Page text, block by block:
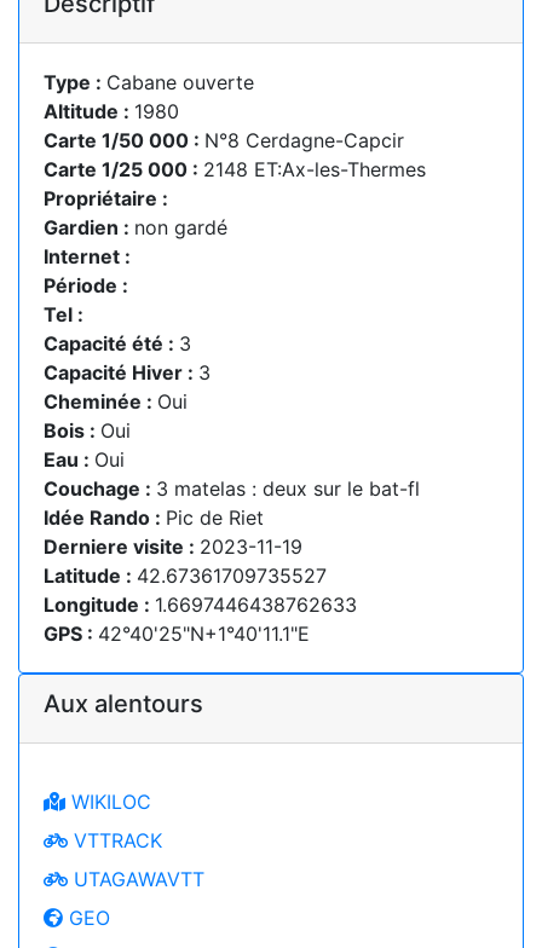
Type : Cabane ouverte
Altitude : 1980
Carte 1/50 000 : N°8 Cerdagne-Capcir
Carte 1/25 000 : 2148 ET:Ax-les-Thermes
Propriétaire :
Gardien : non gardé
Internet :
Période :
Tel :
Capacité été : 3
Capacité Hiver : 3
Cheminée : Oui
Bois : Oui
Eau : Oui
Couchage : 3 matelas : deux sur le bat-fl
Idée Rando : Pic de Riet
Derniere visite : 2023-11-19
Latitude : 42.67361709735527
Longitude : 1.6697446438762633
GPS : 42°40'25"N+1°40'11.1"E
Aux alentours
WIKILOC
VTTRACK
UTAGAWAVTT
GEO